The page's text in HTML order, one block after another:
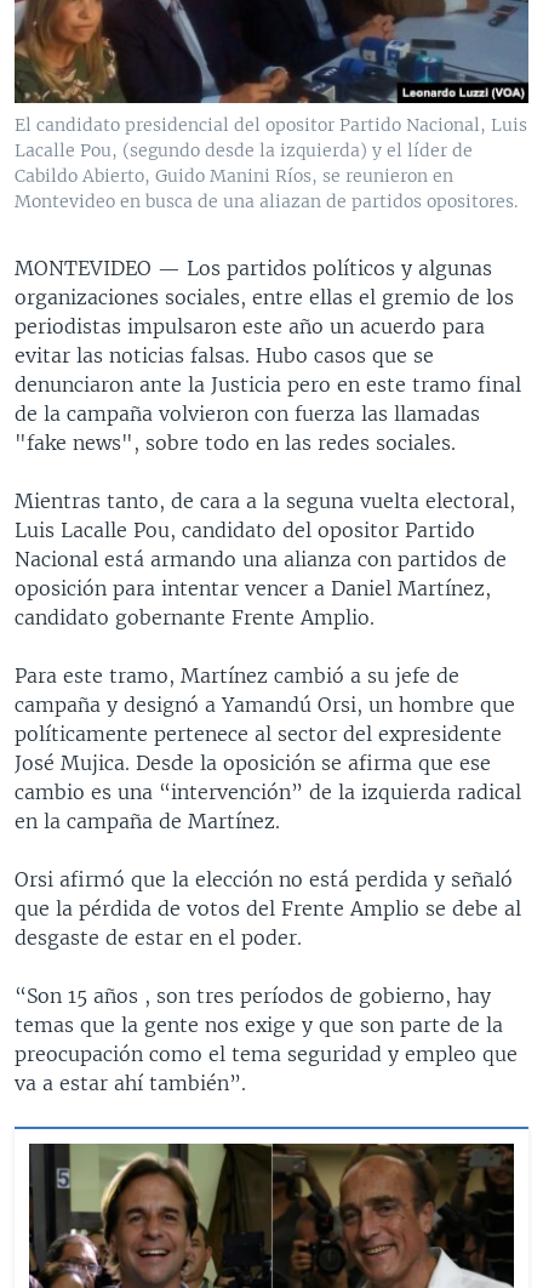
VENEZUELA
BRASIL
NICARAGUA
ECONOMÍA
ENTRETENIMIENTO Y CULTURA
TECNOLOGÍA
DEPORTES
CIENCIA Y SALUD
MULTIMEDIA
VIDEOS
FOTOGRAFÍA
AUDIOS
PROGRAMAS TV
EL MUNDO AL DÍA
FORO INTERAMERICANO
VISIÓN 360
RADIO
AVANCE INFORMATIVO
AUDIONOTICIAS
ESTADOS UNIDOS AL DÍA
EL MUNDO AL DÍA [RADIO]
DEPORTIVO INTERNACIONAL
NOTA ECONÓMICA
ENTRETENIMIENTO
DIRECT
DOCUMENTALES DE LA VOA
Learning English
SÍGANOS
Idiomas
El candidato presidencial del opositor Partido Nacional, Luis
Lacalle Pou, (segundo desde la izquierda) y el líder de
Cabildo Abierto, Guido Manini Ríos, se reunieron en
Montevideo en busca de una aliazan de partidos opositores.
MONTEVIDEO — Los partidos políticos y algunas
organizaciones sociales, entre ellas el gremio de los
periodistas impulsaron este año un acuerdo para
evitar las noticias falsas. Hubo casos que se
denunciaron ante la Justicia pero en este tramo final
de la campaña volvieron con fuerza las llamadas
"fake news", sobre todo en las redes sociales.
Mientras tanto, de cara a la seguna vuelta electoral,
Luis Lacalle Pou, candidato del opositor Partido
Nacional está armando una alianza con partidos de
oposición para intentar vencer a Daniel Martínez,
candidato gobernante Frente Amplio.
Para este tramo, Martínez cambió a su jefe de
campaña y designó a Yamandú Orsi, un hombre que
políticamente pertenece al sector del expresidente
José Mujica. Desde la oposición se afirma que ese
cambio es una “intervención” de la izquierda radical
en la campaña de Martínez.
Orsi afirmó que la elección no está perdida y señaló
que la pérdida de votos del Frente Amplio se debe al
desgaste de estar en el poder.
“Son 15 años , son tres períodos de gobierno, hay
temas que la gente nos exige y que son parte de la
preocupación como el tema seguridad y empleo que
va a estar ahí también”.